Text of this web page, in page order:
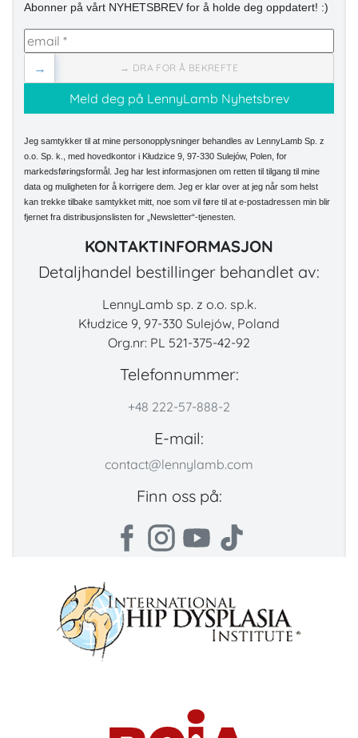
Abonner på vårt NYHETSBREV for å holde deg oppdatert! :)
→ DRA FOR Å BEKREFTE
→
Jeg samtykker til at mine personopplysninger behandles av LennyLamb Sp. z
o.o. Sp. k., med hovedkontor i Kłudzice 9, 97-330 Sulejów, Polen, for
markedsføringsformål. Jeg har lest informasjonen om retten til tilgang til mine
data og muligheten for å korrigere dem. Jeg er klar over at jeg når som helst
kan trekke tilbake samtykket mitt, noe som vil føre til at e-postadressen min blir
fjernet fra distribusjonslisten for „Newsletter“-tjenesten.
KONTAKTINFORMASJON
Detaljhandel bestillinger behandlet av:
LennyLamb sp. z o.o. sp.k.
Kłudzice 9, 97-330 Sulejów, Poland
Org.nr: PL 521-375-42-92
Telefonnummer:
+48 222-57-888-2
E-mail:
contact@lennylamb.com
Finn oss på: